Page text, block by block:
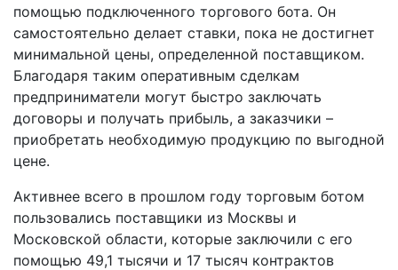
помощью подключенного торгового бота. Он
самостоятельно делает ставки, пока не достигнет
минимальной цены, определенной поставщиком.
Благодаря таким оперативным сделкам
предприниматели могут быстро заключать
договоры и получать прибыль, а заказчики –
приобретать необходимую продукцию по выгодной
цене.
Активнее всего в прошлом году торговым ботом
пользовались поставщики из Москвы и
Московской области, которые заключили с его
помощью 49,1 тысячи и 17 тысяч контрактов